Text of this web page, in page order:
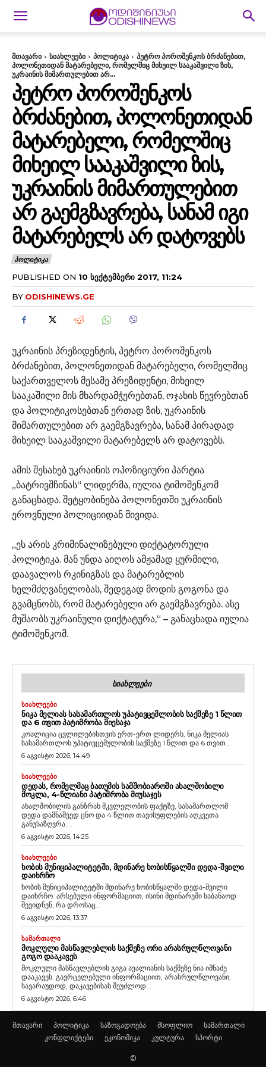
მთავარი სიახლეები პოლიტიკა
პეტრო პოროშენკოს ბრძანებით,
პოლონეთიდან მატარებელი, რომელშიც მიხეილ სააკაშვილი ზის,
უკრაინის მიმართულებით არ...
ᲞᲔᲢᲠᲝ ᲞᲝᲠᲝᲨᲔᲜᲙᲝᲡ
ᲑᲠᲫᲐᲜᲔᲑᲘᲗ, ᲞᲝᲚᲝᲜᲔᲗᲘᲓᲐᲜ
ᲛᲐᲢᲐᲠᲔᲑᲔᲚᲘ, ᲠᲝᲛᲔᲚᲨᲘᲪ
ᲛᲘᲮᲔᲘᲚ ᲡᲐᲐᲙᲐᲨᲕᲘᲚᲘ ᲖᲘᲡ,
ᲣᲙᲠᲐᲘᲜᲘᲡ ᲛᲘᲛᲐᲠᲗᲣᲚᲔᲑᲘᲗ
ᲐᲠ ᲒᲐᲔᲛᲒᲖᲐᲕᲠᲔᲑᲐ, ᲡᲐᲜᲐᲛ ᲘᲒᲘ
ᲛᲐᲢᲐᲠᲔᲑᲔᲚᲡ ᲐᲠ ᲓᲐᲢᲝᲕᲔᲑᲡ
ᲞᲝᲚᲘᲢᲘᲙᲐ
PUBLISHED ON 10 ᲡᲔᲥᲢᲔᲛᲑᲔᲠᲘ 2017, 11:24
BY ODISHINEWS.GE
უკრაინის პრეზიდენტის, პეტრო პოროშენკოს
ბრძანებით, პოლონეთიდან მატარებელი, რომელშიც
საქართველოს მესამე პრეზიდენტი, მიხეილ
სააკაშილი მის მხარდამჭერებთან, ოჯახის წევრებთან
და პოლიტიკოსებთან ერთად ზის, უკრაინის
მიმართულებით არ გაემგზავრება, სანამ პირადად
მიხეილ სააკაშვილი მატარებელს არ დატოვებს.
ამის შესახებ უკრაინის ოპოზიციური პარტია
„ბატრივშჩინას“ ლიდერმა, იულია ტიმოშენკომ
განაცხადა. შეტყობინება პოლონეთში უკრაინის
ეროვნული პოლიციიდან მივიდა.
„ეს არის კრიმინალიზებული დიქტატორული
პოლიტიკა. მან უნდა აიღოს ამჟამად ყურმილი,
დაავალოს რკინიგზას და მატარებლის
ხელმძღვანელობას, შედეგად მოდის გოგონა და
გვამცნობს, რომ მატარებელი არ გაემგზავრება. ასე
მუშაობს უკრაინული დიქტატურა,“ – განაცხადა იულია
ტიმოშენკომ.
ᲡᲘᲐᲮᲚᲔᲔᲑᲘ
ᲡᲘᲐᲮᲚᲔᲔᲑᲘ
ᲜᲘᲙᲐ ᲛᲔᲚᲘᲐᲡ ᲡᲐᲡᲐᲛᲐᲠᲗᲚᲝᲡ ᲣᲞᲐᲢᲘᲕᲪᲔᲛᲚᲝᲑᲘᲡ ᲡᲐᲥᲛᲔᲖᲔ 1 ᲬᲚᲘᲗ
ᲓᲐ 6 ᲗᲕᲘᲗ ᲞᲐᲢᲘᲛᲠᲝᲑᲐ ᲛᲘᲔᲡᲐᲯᲐ
კოალიცია ცვლილებისთვის ერთ-ერთ ლიდერს, ნიკა მელიას
სასამართლოს უპატივცემულობის საქმეზე 1 წლით და 6 თვით...
6 აგვისტო 2026, 14:49
ᲡᲘᲐᲮᲚᲔᲔᲑᲘ
ᲓᲔᲓᲐᲡ, ᲠᲝᲛᲔᲚᲛᲐᲪ ᲑᲐᲗᲣᲛᲘᲡ ᲡᲐᲛᲨᲝᲑᲘᲐᲠᲝᲨᲘ ᲐᲮᲐᲚᲨᲝᲑᲘᲚᲘ
ᲛᲝᲙᲚᲐ, 4-ᲬᲚᲘᲐᲜᲘ ᲞᲐᲢᲘᲛᲠᲝᲑᲐ ᲛᲘᲣᲡᲐᲯᲔᲡ
ახალშობილის განზრახ მკვლელობის ფაქტზე, სასამართლომ
დედა დამნაშვედ ცნო და 4 წლით თავისუფლების აღკვეთა
განუსაზღვრა....
6 აგვისტო 2026, 14:25
ᲡᲘᲐᲮᲚᲔᲔᲑᲘ
ᲮᲝᲑᲘᲡ ᲛᲣᲜᲘᲪᲘᲞᲐᲚᲘᲢᲔᲢᲨᲘ, ᲛᲓᲘᲜᲐᲠᲔ ᲮᲝᲑᲘᲡᲬᲧᲐᲚᲨᲘ ᲓᲔᲓᲐ-ᲨᲕᲘᲚᲘ
ᲓᲐᲘᲮᲠᲩᲝ
ხობის მუნიციპალიტეტში მდინარე ხობისწყალში დედა-შვილი
დაიხრჩო. არსებული ინფორმაციით, ისინი მდინარეში საბანაოდ
შევიდნენ, რა დროსაც...
6 აგვისტო 2026, 13:37
ᲡᲐᲛᲐᲠᲗᲐᲚᲘ
ᲛᲝᲙᲚᲣᲚᲘ ᲛᲐᲡᲬᲐᲕᲚᲔᲑᲚᲘᲡ ᲡᲐᲥᲛᲔᲖᲔ ᲝᲠᲘ ᲐᲠᲐᲡᲠᲣᲚᲬᲚᲝᲕᲐᲜᲘ
ᲒᲝᲒᲝ ᲓᲐᲐᲙᲐᲕᲔᲡ
მოკლული მასწავლებლის გიგა ავალიანის საქმეზე ნია იმნაძე
დააკავეს. გავრცელებული ინფორმაციით, არასრულწლოვანი,
სავარაუდოდ, დაკავებისას შეუძლოდ...
6 აგვისტო 2026, 6:46
მთავარი პოლიტიკა საზოგადოება მსოფლიო
სამართალი
კონფლიქტები
ეკონომიკა კულტურა სპორტი
©